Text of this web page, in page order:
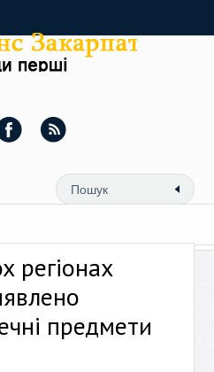
регіонах
предмети